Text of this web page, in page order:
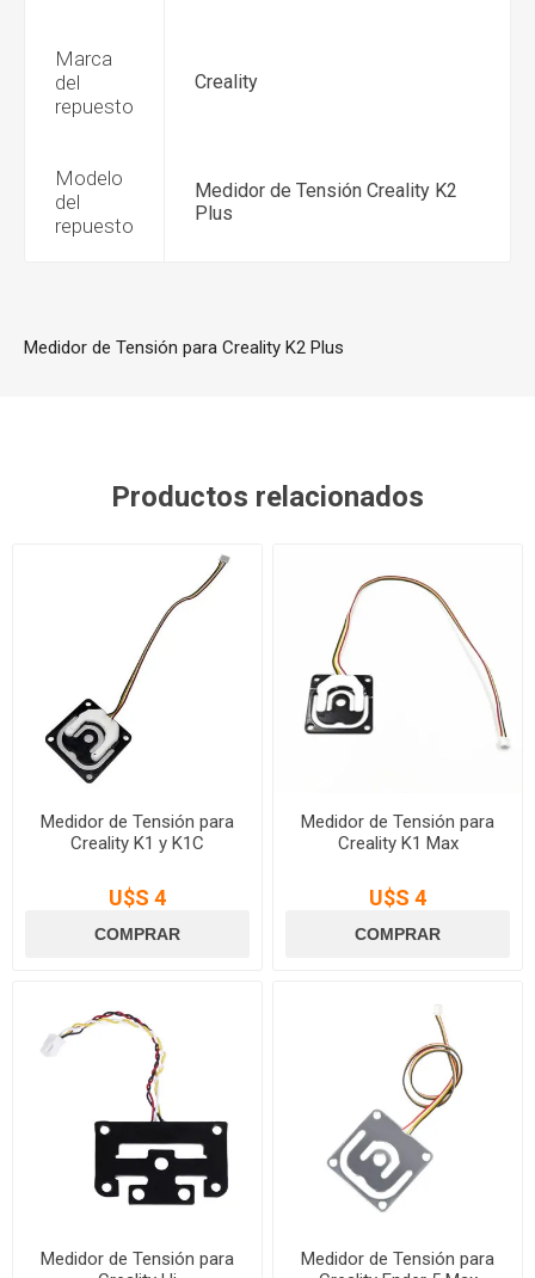
Marca
del
repuesto
Creality
Modelo
del
repuesto
Medidor de Tensión Creality K2
Plus
Medidor de Tensión para Creality K2 Plus
Productos relacionados
Medidor de Tensión para
Creality K1 y K1C
U$S 4
Medidor de Tensión para
Creality K1 Max
U$S 4
Medidor de Tensión para
Medidor de Tensión para